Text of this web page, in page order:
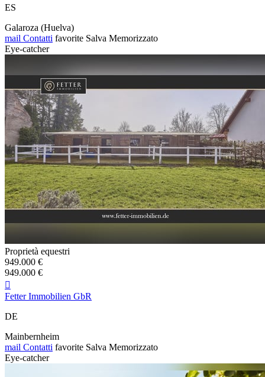
ES
Galaroza (Huelva)
mail Contatti favorite Salva Memorizzato
Eye-catcher
Proprietà equestri
949.000 €
949.000 €

Fetter Immobilien GbR
DE
Mainbernheim
mail Contatti favorite Salva Memorizzato
Eye-catcher